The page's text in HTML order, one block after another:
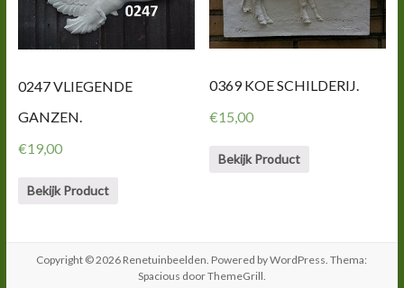
0247 VLIEGENDE
GANZEN.
€19,00
Bekijk Product
0369 KOE SCHILDERIJ.
€15,00
Bekijk Product
Copyright © 2026 Renetuinbeelden . Powered byWordPress . Thema:
Spacious doorThemeGrill